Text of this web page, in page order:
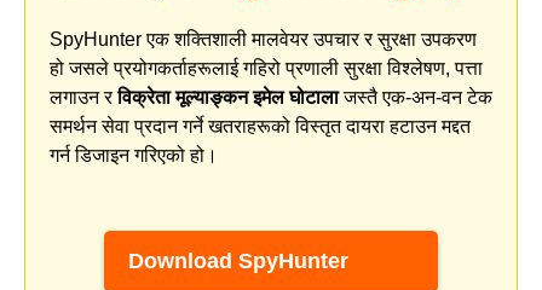
SpyHunter एक शक्तिशाली मालवेयर उपचार र सुरक्षा उपकरण
हो जसले प्रयोगकर्ताहरूलाई गहिरो प्रणाली सुरक्षा विश्लेषण, पत्ता
लगाउन रविक्रेता मूल्याङ्कन इमेल घोटालाजस्तै एक-अन-वन टेक
समर्थन सेवा प्रदान गर्ने खतराहरूको विस्तृत दायरा हटाउन मद्दत
गर्न डिजाइन गरिएको हो।
Download SpyHunter